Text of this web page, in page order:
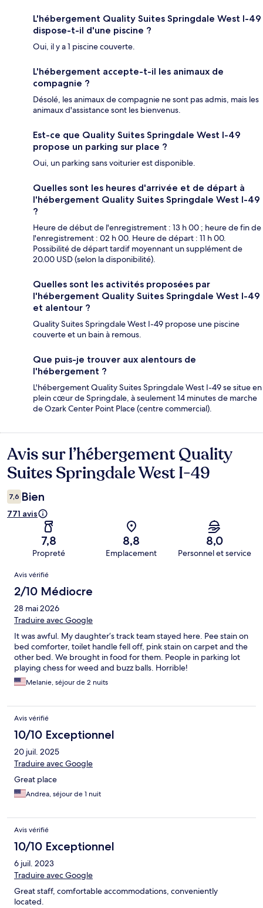
L'hébergement Quality Suites Springdale West I-49
dispose-t-il d'une piscine ?
Oui, il y a 1 piscine couverte.
L'hébergement accepte-t-il les animaux de
compagnie ?
Désolé, les animaux de compagnie ne sont pas admis, mais les
animaux d'assistance sont les bienvenus.
Est-ce que Quality Suites Springdale West I-49
propose un parking sur place ?
Oui, un parking sans voiturier est disponible.
Quelles sont les heures d'arrivée et de départ à
l'hébergement Quality Suites Springdale West I-49
?
Heure de début de l'enregistrement : 13 h 00 ; heure de fin de
l'enregistrement : 02 h 00. Heure de départ : 11 h 00.
Possibilité de départ tardif moyennant un supplément de
20.00 USD (selon la disponibilité).
Quelles sont les activités proposées par
l'hébergement Quality Suites Springdale West I-49
et alentour ?
Quality Suites Springdale West I-49 propose une piscine
couverte et un bain à remous.
Que puis-je trouver aux alentours de
l'hébergement ?
L'hébergement Quality Suites Springdale West I-49 se situe en
plein cœur de Springdale, à seulement 14 minutes de marche
de Ozark Center Point Place (centre commercial).
Avis
Avis sur l’hébergement Quality
Suites Springdale West I-49
7,6 Bien
771 avis
7,8
Propreté
8,8
Emplacement
8,0
Personnel et service
Avis
Avis vérifié
2/10 Médiocre
28 mai 2026
Traduire avec Google
It was awful. My daughter’s track team stayed here. Pee stain on
bed comforter, toilet handle fell off, pink stain on carpet and the
other bed. We brought in food for them. People in parking lot
playing chess for weed and buzz balls. Horrible!
Melanie, séjour de 2 nuits
Avis vérifié
10/10 Exceptionnel
20 juil. 2025
Traduire avec Google
Great place
Andrea, séjour de 1 nuit
Avis vérifié
10/10 Exceptionnel
6 juil. 2023
Traduire avec Google
Great staff, comfortable accommodations, conveniently
located.